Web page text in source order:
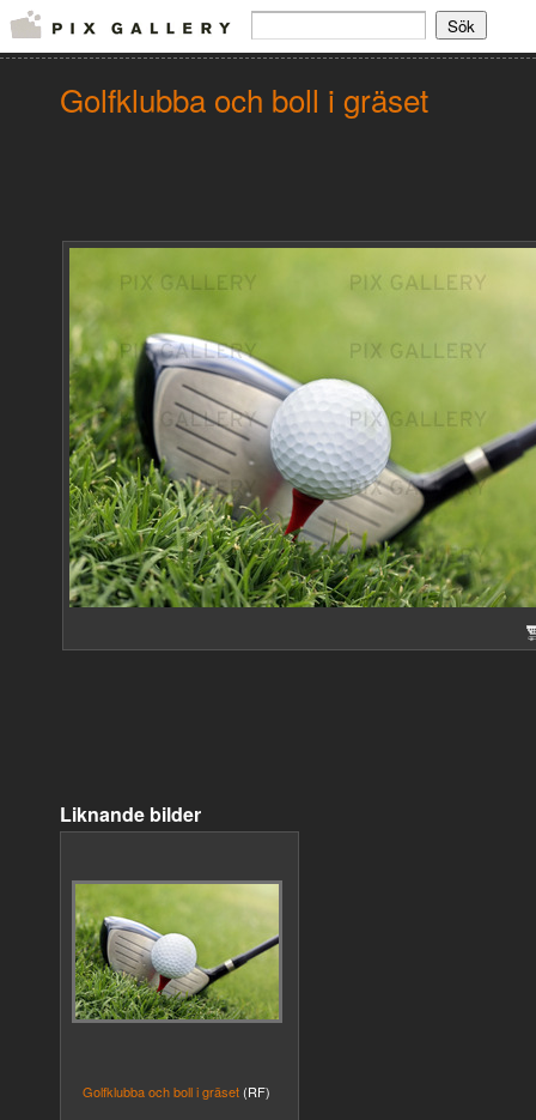
Golfklubba och boll i gräset
Liknande bilder
Golfklubba och boll i gräset (RF)